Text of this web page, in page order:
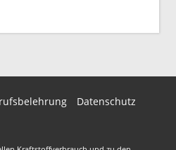
drucken
Datenschutz